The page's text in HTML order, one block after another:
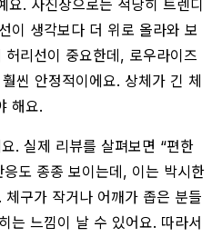
요. 사진상으로는 적당히 트렌디
이 생각보다 더 위로 올라와 보
리선이 중요한데, 로우라이즈
씬 안정적이에요. 상체가 긴 체
해요.
. 실제 리뷰를 살펴보면 “편한
도 종종 보이는데, 이는 박시한
구가 작거나 어깨가 좁은 분들
는 느낌이 날 수 있어요. 따라서